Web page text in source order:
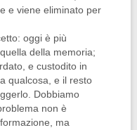
e viene eliminato per
oggi è più
della memoria;
e custodito in
qualcosa, e il resto
Dobbiamo
non è
ma